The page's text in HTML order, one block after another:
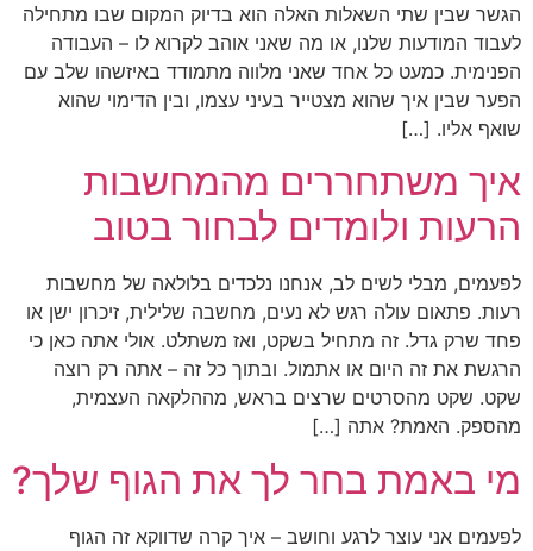
הגשר שבין שתי השאלות האלה הוא בדיוק המקום שבו מתחילה
לעבוד המודעות שלנו, או מה שאני אוהב לקרוא לו – העבודה
הפנימית. כמעט כל אחד שאני מלווה מתמודד באיזשהו שלב עם
הפער שבין איך שהוא מצטייר בעיני עצמו, ובין הדימוי שהוא
שואף אליו. […]
איך משתחררים מהמחשבות
הרעות ולומדים לבחור בטוב
לפעמים, מבלי לשים לב, אנחנו נלכדים בלולאה של מחשבות
רעות. פתאום עולה רגש לא נעים, מחשבה שלילית, זיכרון ישן או
פחד שרק גדל. זה מתחיל בשקט, ואז משתלט. אולי אתה כאן כי
הרגשת את זה היום או אתמול. ובתוך כל זה – אתה רק רוצה
שקט. שקט מהסרטים שרצים בראש, מההלקאה העצמית,
מהספק. האמת? אתה […]
מי באמת בחר לך את הגוף שלך?
לפעמים אני עוצר לרגע וחושב – איך קרה שדווקא זה הגוף